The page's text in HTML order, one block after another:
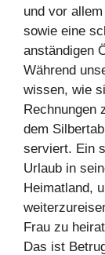
und vor
sowie eine
anständigen
Während
wissen, wie
Rechnungen
dem
serviert. Ein
Urlaub in
Heimatland,
Frau zu
Das ist